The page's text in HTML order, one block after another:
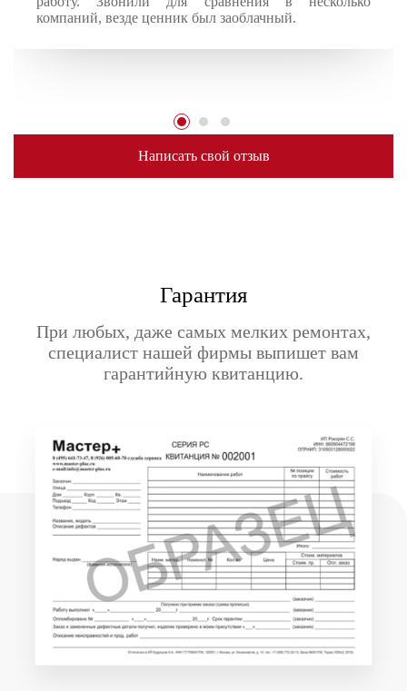
компаний, везде ценник был заоблачный.
Написать свой отзыв
Гарантия
При любых, даже самых мелких ремонтах,
специалист нашей фирмы выпишет вам
гарантийную квитанцию.